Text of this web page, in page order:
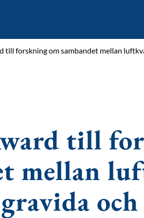
till forskning om sambandet mellan
till
mellan